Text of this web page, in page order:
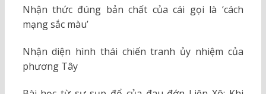
Nhận thức đúng bản chất của cái gọi là ‘cách
mạng sắc màu’
Nhận diện hình thái chiến tranh ủy nhiệm của
phương Tây